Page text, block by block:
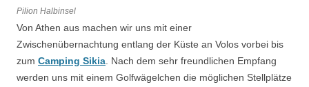
Pilion Halbinsel
Von Athen aus machen wir uns mit einer
Zwischenübernachtung entlang der Küste an Volos vorbei bis
zum Camping Sikia . Nach dem sehr freundlichen Empfang
werden uns mit einem Golfwägelchen die möglichen Stellplätze